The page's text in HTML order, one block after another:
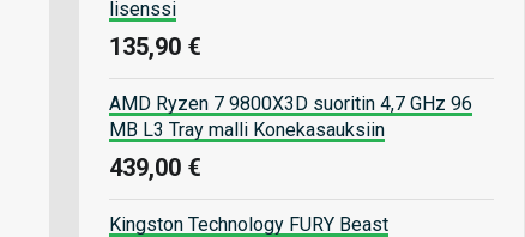
lisenssi
135,90 €
AMD Ryzen 7 9800X3D suoritin 4,7 GHz 96
MB L3 Tray malli Konekasauksiin
439,00 €
Kingston Technology FURY Beast